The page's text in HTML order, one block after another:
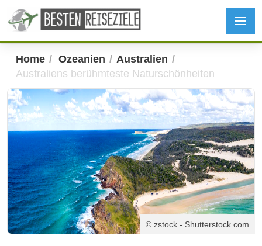
Home Ozeanien
Australien
Australiens berühmteste Naturschönheiten
© zstock - Shutterstock.com